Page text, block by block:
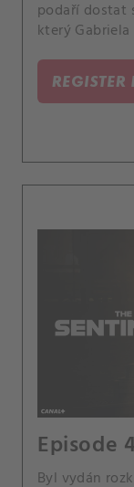
podaří dostat
který
Irène
ní něco tají.
Episode
Byl vydán